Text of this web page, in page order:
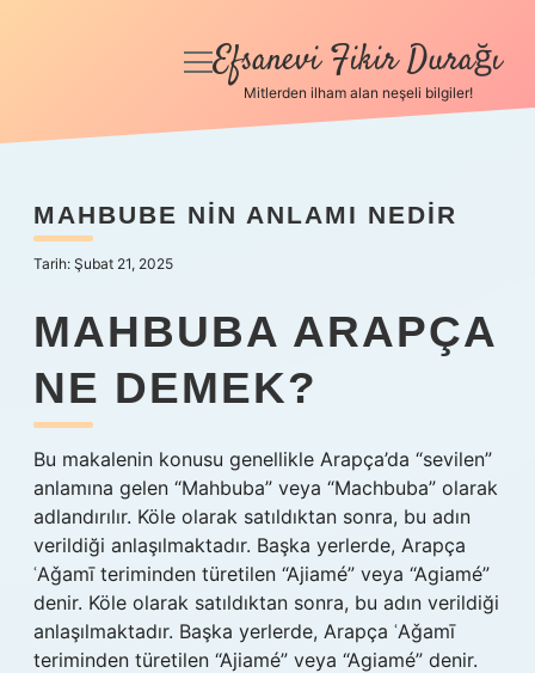
Anasayfa
Yasal Uyarı
menüyü
Efsanevi Fikir Durağı
Mitlerden ilham alan neşeli bilgiler!
MAHBUBE NIN ANLAMI NEDIR
Tarih: Şubat 21, 2025
MAHBUBA ARAPÇA
NE DEMEK?
Bu makalenin konusu genellikle Arapça’da “sevilen”
anlamına gelen “Mahbuba” veya “Machbuba” olarak
adlandırılır. Köle olarak satıldıktan sonra, bu adın
verildiği anlaşılmaktadır. Başka yerlerde, Arapça
ʿAǧamī teriminden türetilen “Ajiamé” veya “Agiamé”
denir. Köle olarak satıldıktan sonra, bu adın verildiği
anlaşılmaktadır. Başka yerlerde, Arapça ʿAǧamī
teriminden türetilen “Ajiamé” veya “Agiamé” denir.